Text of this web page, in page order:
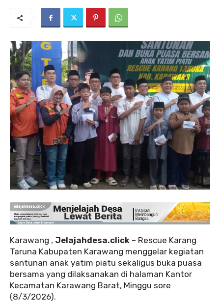
‎Karawang , Jelajahdesa.click – Rescue Karang
Taruna Kabupaten Karawang menggelar kegiatan
santunan anak yatim piatu sekaligus buka puasa
bersama yang dilaksanakan di halaman Kantor
Kecamatan Karawang Barat, Minggu sore
(8/3/2026).